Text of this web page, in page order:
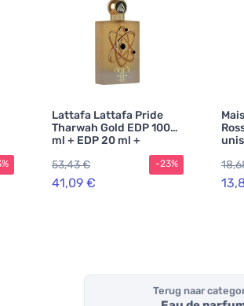
Lattafa Lattafa Pride
Tharwah Gold EDP 100
ml + EDP 20 ml +
lichaamsmist 200 ml
UNISEX
53,43 €
41,09 €
-23%
Terug naar